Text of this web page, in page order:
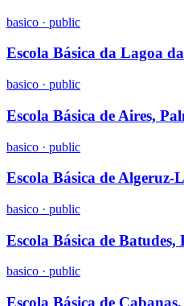
basico · public
Escola Básica da Lagoa
basico · public
Escola Básica de Aires,
basico · public
Escola Básica de Algeruz-
basico · public
Escola Básica de Batudes,
basico · public
Escola Básica de